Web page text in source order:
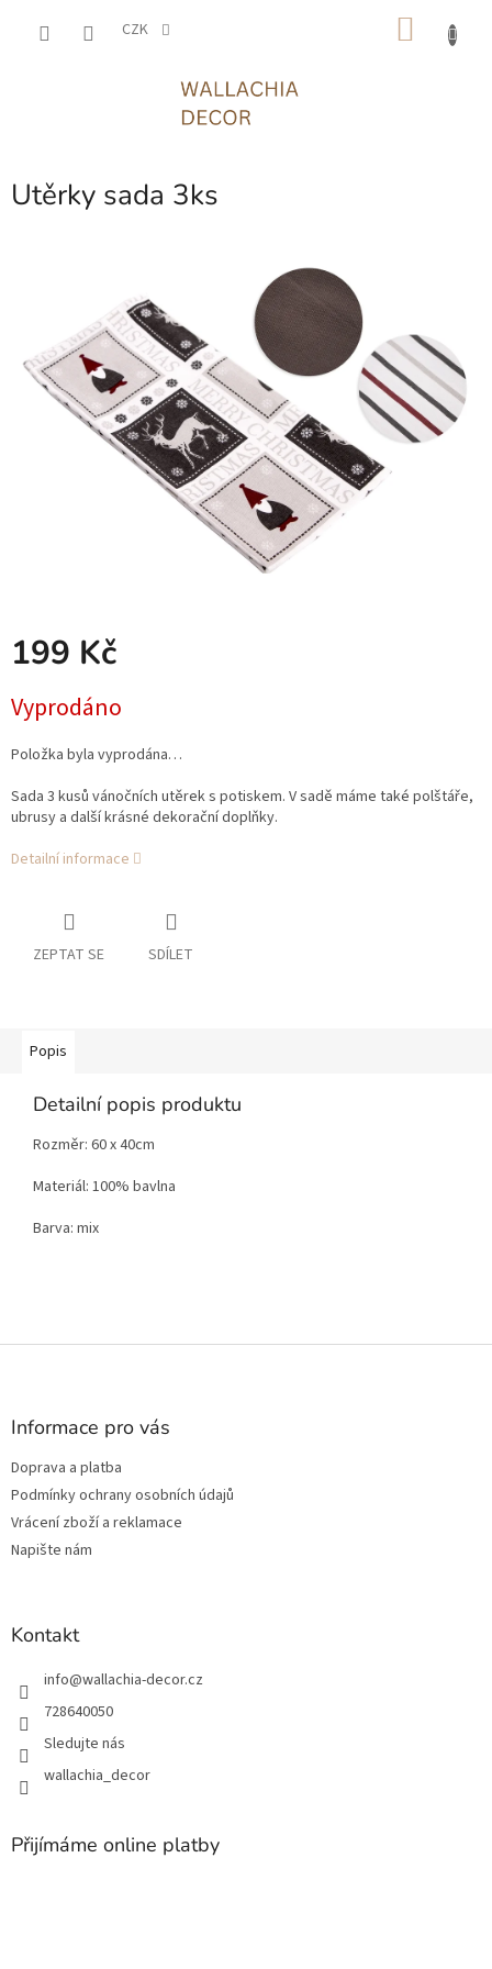
CZK
Utěrky sada 3ks
199 Kč
cena:
Vyprodáno
Položka byla vyprodána…
Sada 3 kusů vánočních utěrek s potiskem. V sadě máme také polštáře,
ubrusy a další krásné dekorační doplňky.
Detailní informace
ZEPTAT SE SDÍLET
Popis
Detailní popis produktu
Rozměr: 60 x 40cm
Materiál: 100% bavlna
Barva: mix
Z
Informace pro vás
Doprava a platba
Podmínky ochrany osobních údajů
Vrácení zboží a reklamace
Napište nám
Kontakt
info@wallachia-decor.cz
728640050
Sledujte nás
wallachia_decor
Přijímáme online platby